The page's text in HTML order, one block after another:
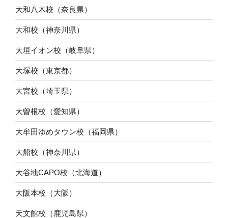
大和八木校（奈良県）
大和校（神奈川県）
大垣イオン校（岐阜県）
大塚校（東京都）
大宮校（埼玉県）
大曽根校（愛知県）
大牟田ゆめタウン校（福岡県）
大船校（神奈川県）
大谷地CAPO校（北海道）
大阪本校（大阪）
天文館校（鹿児島県）